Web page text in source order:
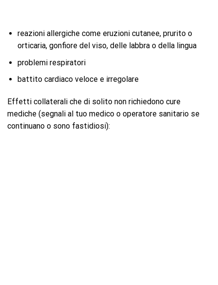
reazioni allergiche come eruzioni cutanee, prurito o
orticaria, gonfiore del viso, delle labbra o della lingua
problemi respiratori
battito cardiaco veloce e irregolare
Effetti collaterali che di solito non richiedono cure
mediche (segnali al tuo medico o operatore sanitario se
continuano o sono fastidiosi):